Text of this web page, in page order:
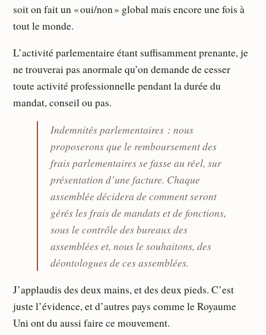
soit on fait un « oui/non » global mais encore une fois à
tout le monde.
L’activité parlementaire étant suffisamment prenante, je
ne trouverai pas anormale qu’on demande de cesser
toute activité professionnelle pendant la durée du
mandat, conseil ou pas.
Indemnités parlementaires : nous
proposerons que le remboursement des
frais parlementaires se fasse au réel, sur
présentation d’une facture. Chaque
assemblée décidera de comment seront
gérés les frais de mandats et de fonctions,
sous le contrôle des bureaux des
assemblées et, nous le souhaitons, des
déontologues de ces assemblées.
J’applaudis des deux mains, et des deux pieds. C’est
juste l’évidence, et d’autres pays comme le Royaume
Uni ont du aussi faire ce mouvement.